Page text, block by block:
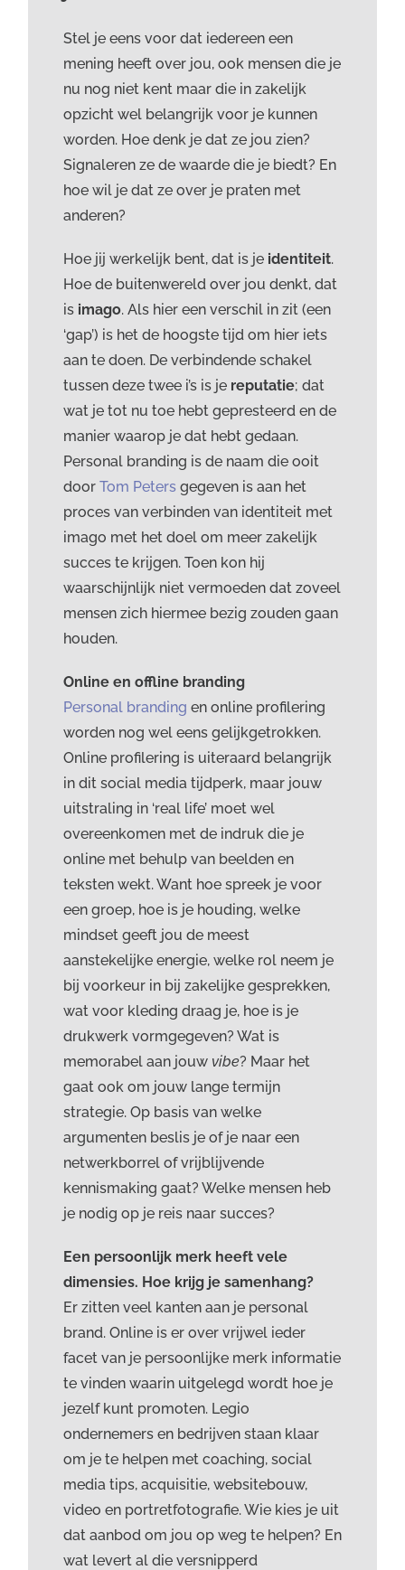
Stel je eens voor dat iedereen een
mening heeft over jou, ook mensen die je
nu nog niet kent maar die in zakelijk
opzicht wel belangrijk voor je kunnen
worden. Hoe denk je dat ze jou zien?
Signaleren ze de waarde die je biedt? En
hoe wil je dat ze over je praten met
anderen?
Hoe jij werkelijk bent, dat is je identiteit.
Hoe de buitenwereld over jou denkt, dat
is imago. Als hier een verschil in zit (een
‘gap’) is het de hoogste tijd om hier iets
aan te doen. De verbindende schakel
tussen deze twee i’s is je reputatie; dat
wat je tot nu toe hebt gepresteerd en de
manier waarop je dat hebt gedaan.
Personal branding is de naam die ooit
door Tom Petersgegeven is aan het
proces van verbinden van identiteit met
imago met het doel om meer zakelijk
succes te krijgen. Toen kon hij
waarschijnlijk niet vermoeden dat zoveel
mensen zich hiermee bezig zouden gaan
houden.
Online en offline branding
Personal branding en online profilering
worden nog wel eens gelijkgetrokken.
Online profilering is uiteraard belangrijk
in dit social media tijdperk, maar jouw
uitstraling in ‘real life’ moet wel
overeenkomen met de indruk die je
online met behulp van beelden en
teksten wekt. Want hoe spreek je voor
een groep, hoe is je houding, welke
mindset geeft jou de meest
aanstekelijke energie, welke rol neem je
bij voorkeur in bij zakelijke gesprekken,
wat voor kleding draag je, hoe is je
drukwerk vormgegeven? Wat is
memorabel aan jouw vibe? Maar het
gaat ook om jouw lange termijn
strategie. Op basis van welke
argumenten beslis je of je naar een
netwerkborrel of vrijblijvende
kennismaking gaat? Welke mensen heb
je nodig op je reis naar succes?
Een persoonlijk merk heeft vele
dimensies. Hoe krijg je samenhang?
Er zitten veel kanten aan je personal
brand. Online is er over vrijwel ieder
facet van je persoonlijke merk informatie
te vinden waarin uitgelegd wordt hoe je
jezelf kunt promoten. Legio
ondernemers en bedrijven staan klaar
om je te helpen met coaching, social
media tips, acquisitie, websitebouw,
video en portretfotografie. Wie kies je uit
dat aanbod om jou op weg te helpen? En
wat levert al die versnipperd